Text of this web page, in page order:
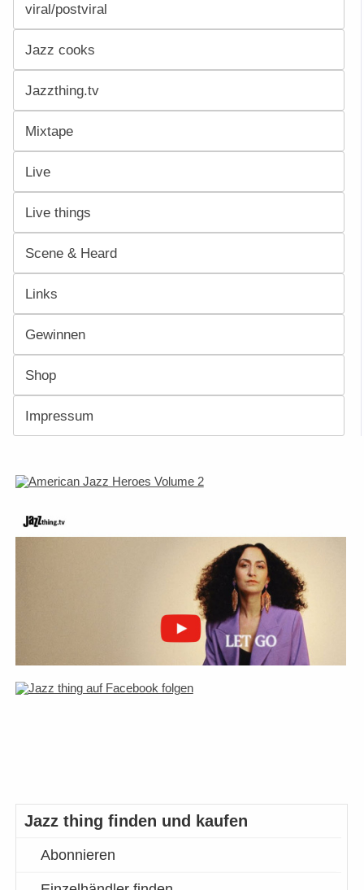
viral/postviral
Jazz cooks
Jazzthing.tv
Mixtape
Live
Live things
Scene & Heard
Links
Gewinnen
Shop
Impressum
Jazz thing finden und kaufen
Abonnieren